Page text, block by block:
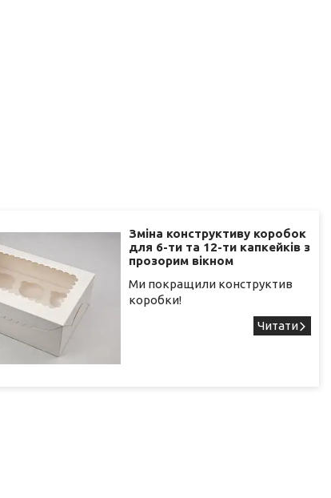
Зміна конструктиву коробок
для 6-ти та 12-ти капкейків з
прозорим вікном
Ми покращили конструктив
коробки!